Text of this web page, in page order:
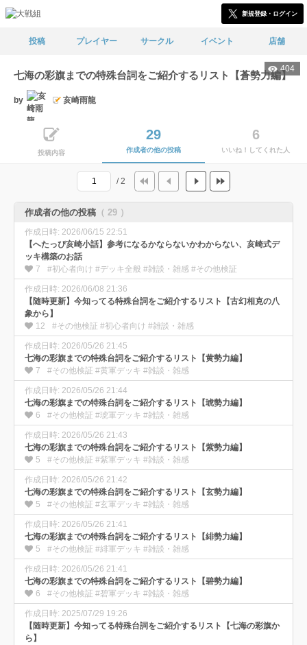
新規登録・ログイン
投稿 プレイヤー サークル イベント 店舗
404
七海の彩旗までの特殊台詞をご紹介するリスト【蒼勢力編】
by 亥崎雨龍
投稿内容
29
作成者の他の投稿
6
いいね！してくれた人
/ 2
作成者の他の投稿 （ 29 ）
作成日時: 2026/06/15 22:51
【へたっぴ亥崎小話】参考になるかならないかわからない、亥崎式デ
ッキ構築のお話
7
#初心者向け #デッキ全般 #雑談・雑感 #その他検証
作成日時: 2026/06/08 21:36
【随時更新】今知ってる特殊台詞をご紹介するリスト【古幻相克の八
象から】
12
#その他検証 #初心者向け #雑談・雑感
作成日時: 2026/05/26 21:45
七海の彩旗までの特殊台詞をご紹介するリスト【黄勢力編】
7
#その他検証 #黄軍デッキ #雑談・雑感
作成日時: 2026/05/26 21:44
七海の彩旗までの特殊台詞をご紹介するリスト【琥勢力編】
6
#その他検証 #琥軍デッキ #雑談・雑感
作成日時: 2026/05/26 21:43
七海の彩旗までの特殊台詞をご紹介するリスト【紫勢力編】
5
#その他検証 #紫軍デッキ #雑談・雑感
作成日時: 2026/05/26 21:42
七海の彩旗までの特殊台詞をご紹介するリスト【玄勢力編】
5
#その他検証 #玄軍デッキ #雑談・雑感
作成日時: 2026/05/26 21:41
七海の彩旗までの特殊台詞をご紹介するリスト【緋勢力編】
5
#その他検証 #緋軍デッキ #雑談・雑感
作成日時: 2026/05/26 21:41
七海の彩旗までの特殊台詞をご紹介するリスト【碧勢力編】
6
#その他検証 #碧軍デッキ #雑談・雑感
作成日時: 2025/07/29 19:26
【随時更新】今知ってる特殊台詞をご紹介するリスト【七海の彩旗か
ら】